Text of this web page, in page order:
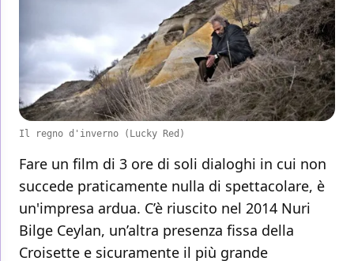
Il regno d'inverno (Lucky Red)
Fare un film di 3 ore di soli dialoghi in cui non
succede praticamente nulla di spettacolare, è
un'impresa ardua. C’è riuscito nel 2014 Nuri
Bilge Ceylan, un’altra presenza fissa della
Croisette e sicuramente il più grande